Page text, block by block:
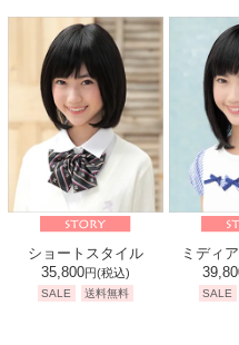
ショートスタイル
35,800円(税込)
SALE 送料無料
ミディ
SALE